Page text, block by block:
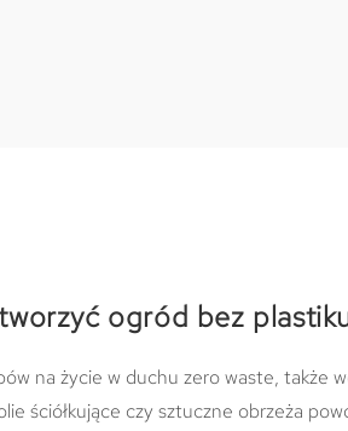
ogród bez
na życie w duchu zero waste, także
ściółkujące czy sztuczne obrzeża